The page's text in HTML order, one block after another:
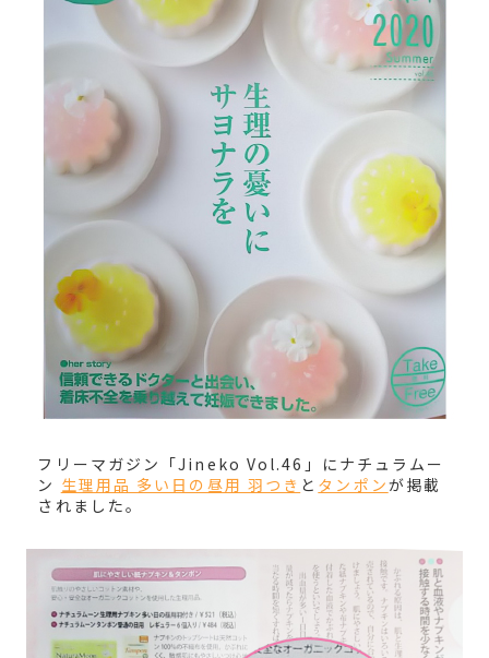
フリーマガジン「Jineko Vol.46」にナチュラムー
ン 生理用品 多い日の昼用 羽つき と タンポンが掲載
されました。